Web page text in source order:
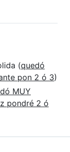
(quedó
pon 2 ó 3)
MUY
pondré 2 ó